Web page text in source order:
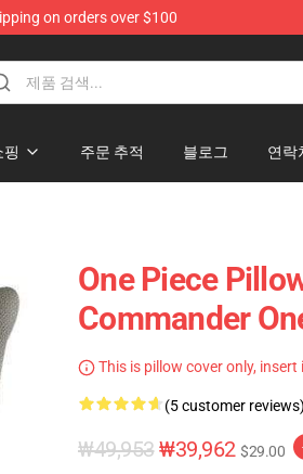
on orders over $100
주문 추적 블로그 연락
One Piece
Commander
This is pillow cover only,
(5 customer
₩49,953 ₩39,962 $29.00